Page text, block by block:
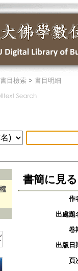
書目檢索> 書目明細
書簡に見
作
出處題
卷
出版日
頁